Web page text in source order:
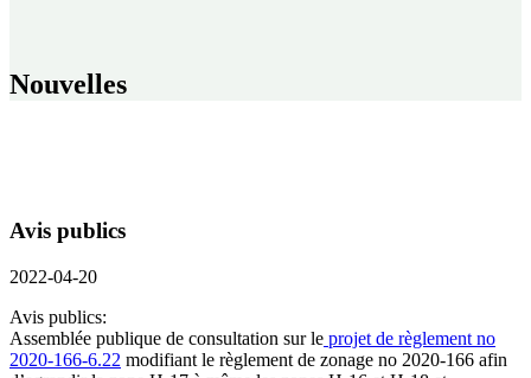
Nouvelles
Avis publics
2022-04-20
Avis publics:
Assemblée publique de consultation sur le projet de règlement no
2020-166-6.22 modifiant le règlement de zonage no 2020-166 afin